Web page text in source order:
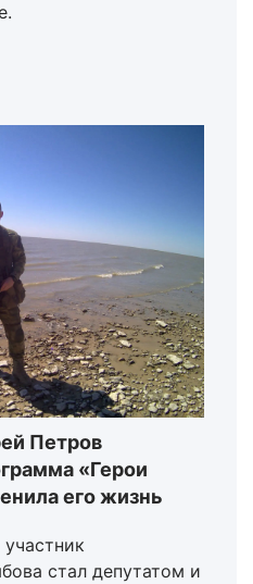
Петров
«Герои
его жизнь
стал депутатом и